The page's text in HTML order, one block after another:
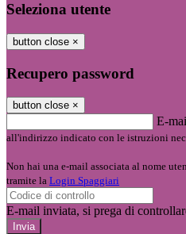
Seleziona utente
button close ×
Recupero password
button close ×
E-
all'indirizzo indicato con le istruzioni
Non hai una e-mail associata al nome
tramite la Login Spaggiari
E-mail inviata, si prega di